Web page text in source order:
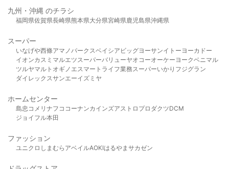
九州・沖縄 のチラシ
福岡県佐賀県長崎県熊本県大分県宮崎県鹿児島県沖縄県
スーパー
いなげや西條アマノパークスベイシア ビッグヨーサンイトーヨーカドー
イオンカスミ マルエツスーパーバリューヤオコーオーケー ヨークベニマル
ツルヤマルト オギノ エスマート ライフ業務スーパーいかり フジグラン
ダイレックスサンエーイズミヤ
ホームセンター
島忠 コメリ ナフコ コーナンカインズアストロプロダクツDCM
ジョイフル本田
ファッション
ユニクロ しまむら アベイルAOKIはるやま サカゼン